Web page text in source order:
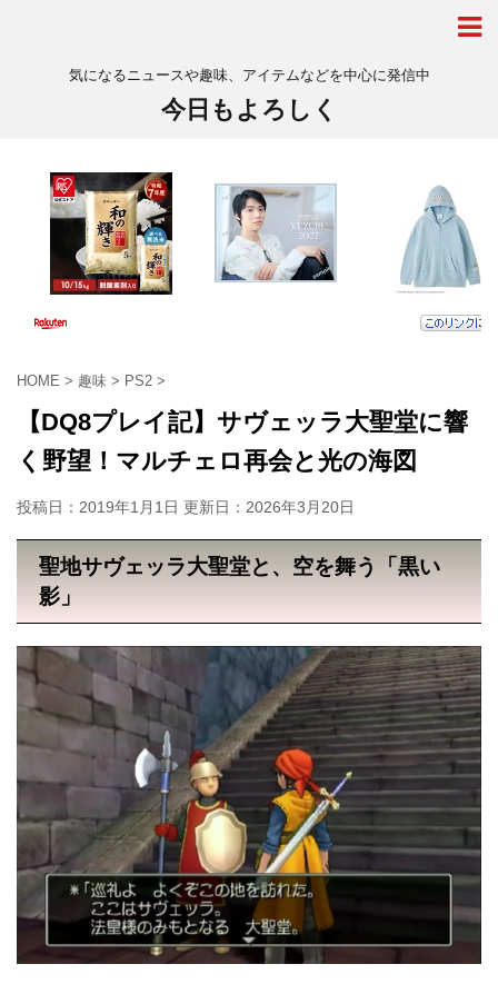
気になるニュースや趣味、アイテムなどを中心に発信中
今日もよろしく
HOME > 趣味 > PS2 >
【DQ8プレイ記】サヴェッラ大聖堂に響
く野望！マルチェロ再会と光の海図
投稿日：2019年1月1日 更新日： 2026年3月20日
聖地サヴェッラ大聖堂と、空を舞う「黒い
影」